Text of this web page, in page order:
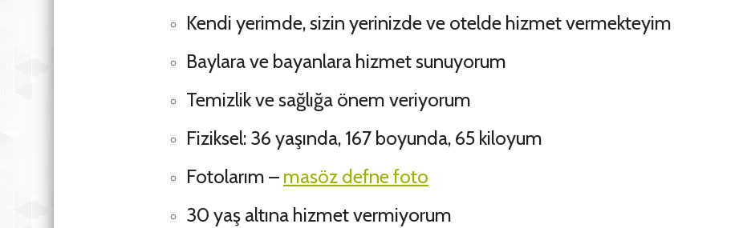
Kendi yerimde, sizin yerinizde ve otelde hizmet vermekteyim
Baylara ve bayanlara hizmet sunuyorum
Temizlik ve sağlığa önem veriyorum
Fiziksel: 36 yaşında, 167 boyunda, 65 kiloyum
Fotolarım – masöz defne foto
30 yaş altına hizmet vermiyorum